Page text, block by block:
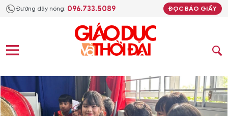
Đường dây nóng: 096.733.5089 ĐỌC BÁO GIẤY